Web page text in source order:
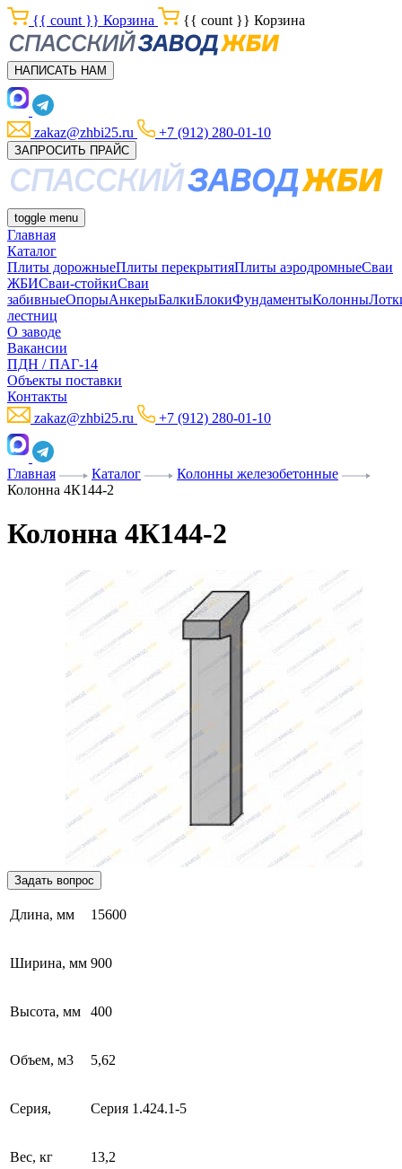
{{ count }} Корзина {{ count }} Корзина
НАПИСАТЬ НАМ
zakaz@zhbi25.ru +7 (912) 280-01-10
ЗАПРОСИТЬ ПРАЙС
toggle menu
Главная
Каталог
Плиты дорожныеПлиты перекрытияПлиты аэродромныеСваи
ЖБИСваи-стойкиСваи
забивныеОпорыАнкерыБалкиБлокиФундаментыКолонны
лестниц
О заводе
Вакансии
ПДН / ПАГ-14
Объекты поставки
Контакты
zakaz@zhbi25.ru
+7 (912) 280-01-10
Главная Каталог
Колонны железобетонные
Колонна 4К144-2
Колонна 4К144-2
Задать вопрос
Длина, мм 15600
Ширина, мм 900
Высота, мм 400
Объем, м3 5,62
Серия, Серия 1.424.1-5
Вес, кг 13,2